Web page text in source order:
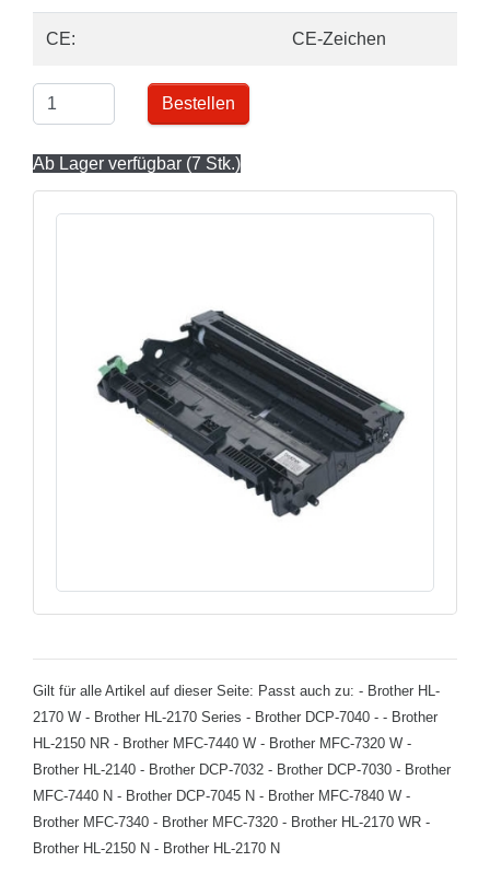
CE: CE-Zeichen
Bestellen
Ab Lager verfügbar (7 Stk.)
Gilt für alle Artikel auf dieser Seite: Passt auch zu: - Brother HL-
2170 W - Brother HL-2170 Series - Brother DCP-7040 - - Brother
HL-2150 NR - Brother MFC-7440 W - Brother MFC-7320 W -
Brother HL-2140 - Brother DCP-7032 - Brother DCP-7030 - Brother
MFC-7440 N - Brother DCP-7045 N - Brother MFC-7840 W -
Brother MFC-7340 - Brother MFC-7320 - Brother HL-2170 WR -
Brother HL-2150 N - Brother HL-2170 N